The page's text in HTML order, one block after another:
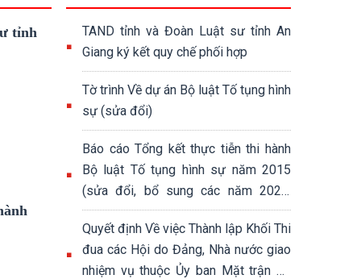
tỉnh
TAND tỉnh và Đoàn Luật sư tỉnh An
Giang ký kết quy chế phối hợp
Tờ trình Về dự án Bộ luật Tố tụng hình
sự (sửa đổi)
Báo cáo Tổng kết thực tiễn thi hành
Bộ luật Tố tụng hình sự năm 2015
(sửa đổi, bổ sung các năm 2021,
2024 và 2025)
Quyết định Về việc Thành lập Khối Thi
đua các Hội do Đảng, Nhà nước giao
nhiệm vụ thuộc Ủy ban Mặt trận Tổ